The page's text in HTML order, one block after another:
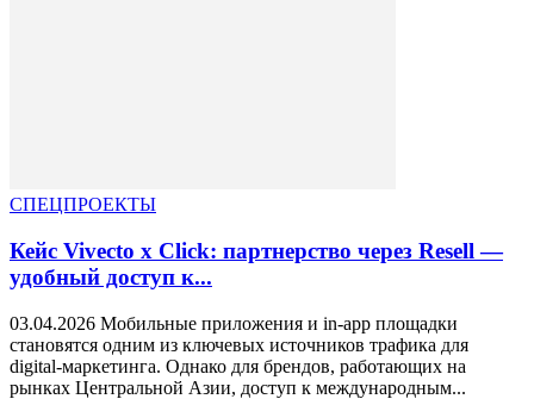
СПЕЦПРОЕКТЫ
Кейс Vivecto x Click: партнерство через Resell —
удобный доступ к...
03.04.2026 Мобильные приложения и in-app площадки
становятся одним из ключевых источников трафика для
digital-маркетинга. Однако для брендов, работающих на
рынках Центральной Азии, доступ к международным...